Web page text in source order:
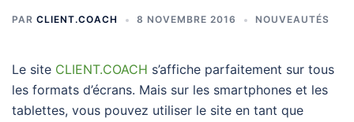
PAR CLIENT.COACH 8 NOVEMBRE 2016 NOUVEAUTÉS
Le site CLIENT.COACH s’affiche parfaitement sur tous
les formats d’écrans. Mais sur les smartphones et les
tablettes, vous pouvez utiliser le site en tant que